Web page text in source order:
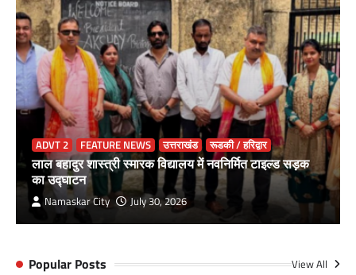
ADVT 2 FEATURE NEWS उत्तराखंड रूडकी / हरिद्वार
लाल बहादुर शास्त्री स्मारक विद्यालय में नवनिर्मित टाइल्ड सड़क
का उद्घाटन
Namaskar City July 30, 2026
Popular Posts View All